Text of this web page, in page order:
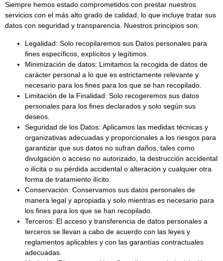
Siempre hemos estado comprometidos con prestar nuestros
servicios con el más alto grado de calidad, lo que incluye tratar sus
datos con seguridad y transparencia. Nuestros principios son:
Legalidad: Solo recopilaremos sus Datos personales para
fines específicos, explícitos y legítimos.
Minimización de datos: Limitamos la recogida de datos de
carácter personal a lo que es estrictamente relevante y
necesario para los fines para los que se han recopilado.
Limitación de la Finalidad: Solo recogeremos sus datos
personales para los fines declarados y solo según sus
deseos.
Seguridad de los Datos: Aplicamos las medidas técnicas y
organizativas adecuadas y proporcionales a los riesgos para
garantizar que sus datos no sufran daños, tales como
divulgación o acceso no autorizado, la destrucción accidental
o ilícita o su pérdida accidental o alteración y cualquier otra
forma de tratamiento ilícito.
Conservación: Conservamos sus datos personales de
manera legal y apropiada y solo mientras es necesario para
los fines para los que se han recopilado.
Terceros: El acceso y transferencia de datos personales a
terceros se llevan a cabo de acuerdo con las leyes y
reglamentos aplicables y con las garantías contractuales
adecuadas.